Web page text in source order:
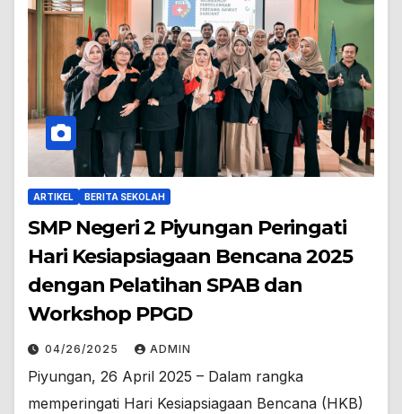
ARTIKEL BERITA SEKOLAH
SMP Negeri 2 Piyungan Peringati
Hari Kesiapsiagaan Bencana 2025
dengan Pelatihan SPAB dan
Workshop PPGD
04/26/2025 ADMIN
Piyungan, 26 April 2025 – Dalam rangka
memperingati Hari Kesiapsiagaan Bencana (HKB)